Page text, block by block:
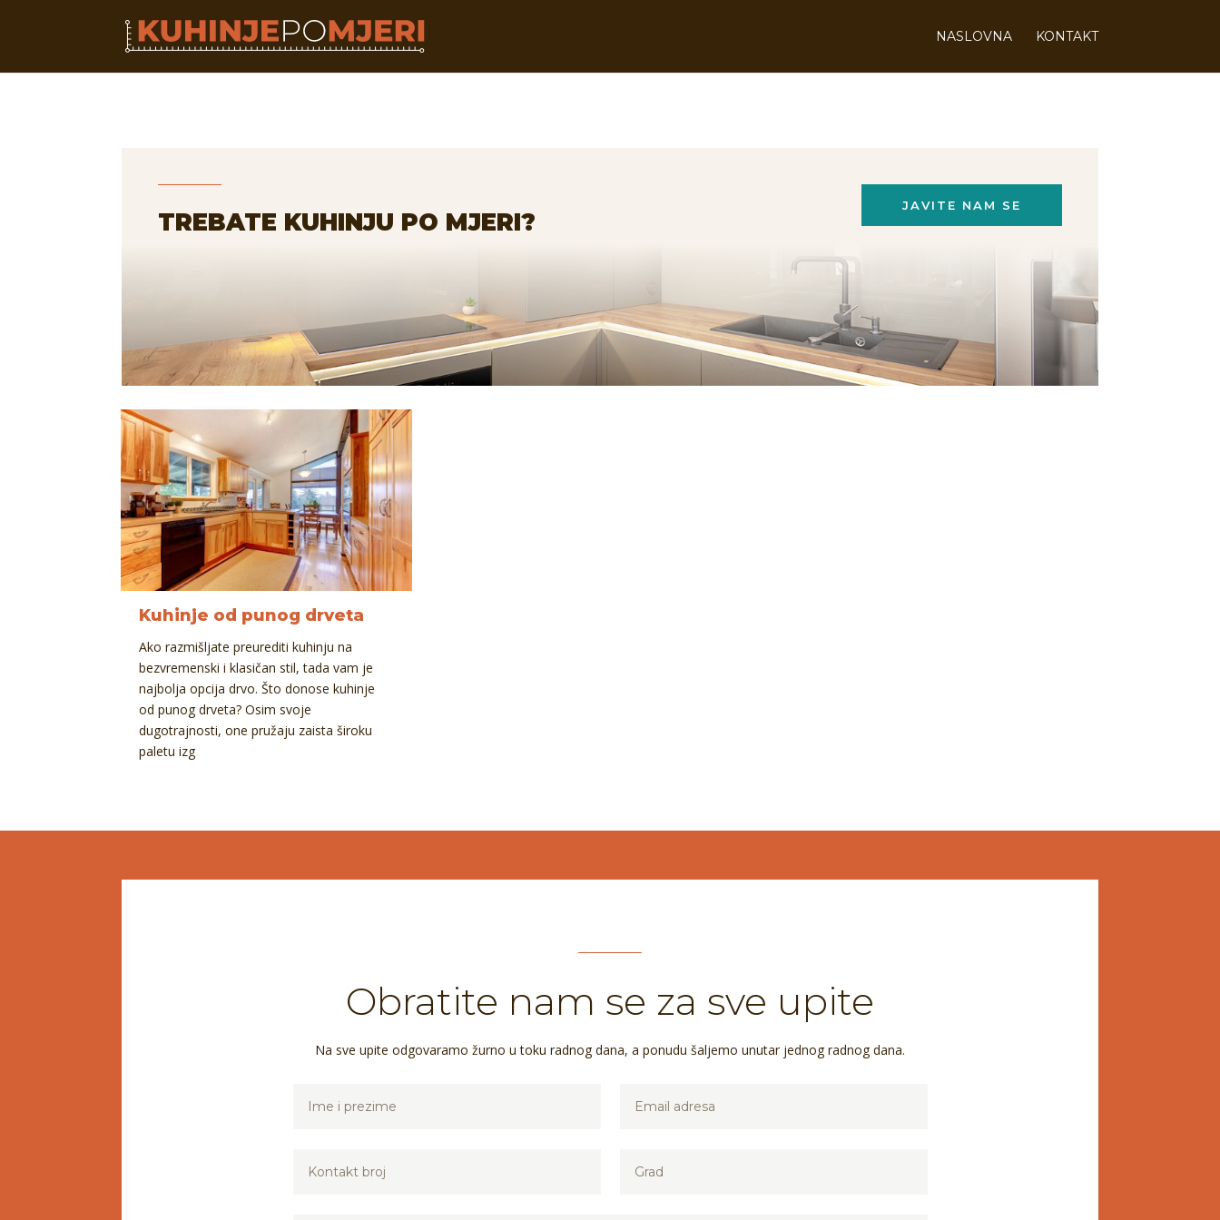
NASLOVNA KONTAKT
TREBATE KUHINJU PO MJERI?
JAVITE NAM SE
Kuhinje od punog drveta
Ako razmišljate preurediti kuhinju na
bezvremenski i klasičan stil, tada vam je
najbolja opcija drvo. Što donose kuhinje
od punog drveta? Osim svoje
dugotrajnosti, one pružaju zaista široku
paletu izg
Obratite nam se za sve upite
Na sve upite odgovaramo žurno u toku radnog dana, a ponudu šaljemo unutar jednog radnog dana.